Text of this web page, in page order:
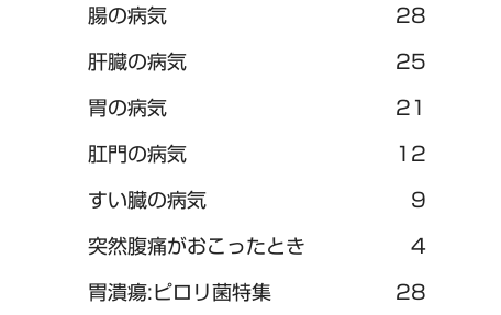
すい臓の病気 9
突然腹痛がおこったとき 4
肛門の病気 12
肝臓の病気 25
胃の病気 21
胃潰瘍:ピロリ菌特集 28
腸の病気 28